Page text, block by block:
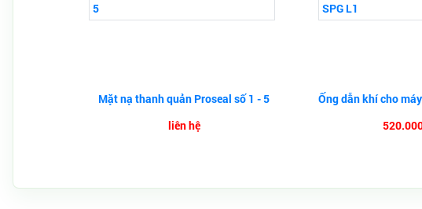
Mặt nạ thanh quản Proseal số 1 - 5
liên hệ
Ống dẫn khí cho